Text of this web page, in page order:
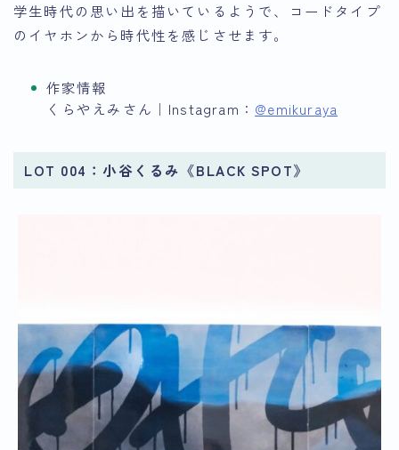
学生時代の思い出を描いているようで、コードタイプ
のイヤホンから時代性を感じさせます。
作家情報
くらやえみさん｜Instagram： @emikuraya
LOT 004：小谷くるみ《BLACK SPOT》